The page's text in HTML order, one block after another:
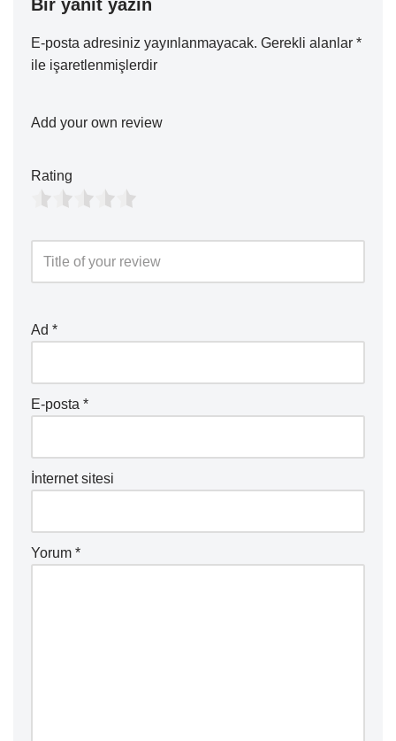
Bir yanıt yazın
E-posta adresiniz yayınlanmayacak. Gerekli alanlar *
ile işaretlenmişlerdir
Add your own review
Rating
Ad *
E-posta *
İnternet sitesi
Yorum *